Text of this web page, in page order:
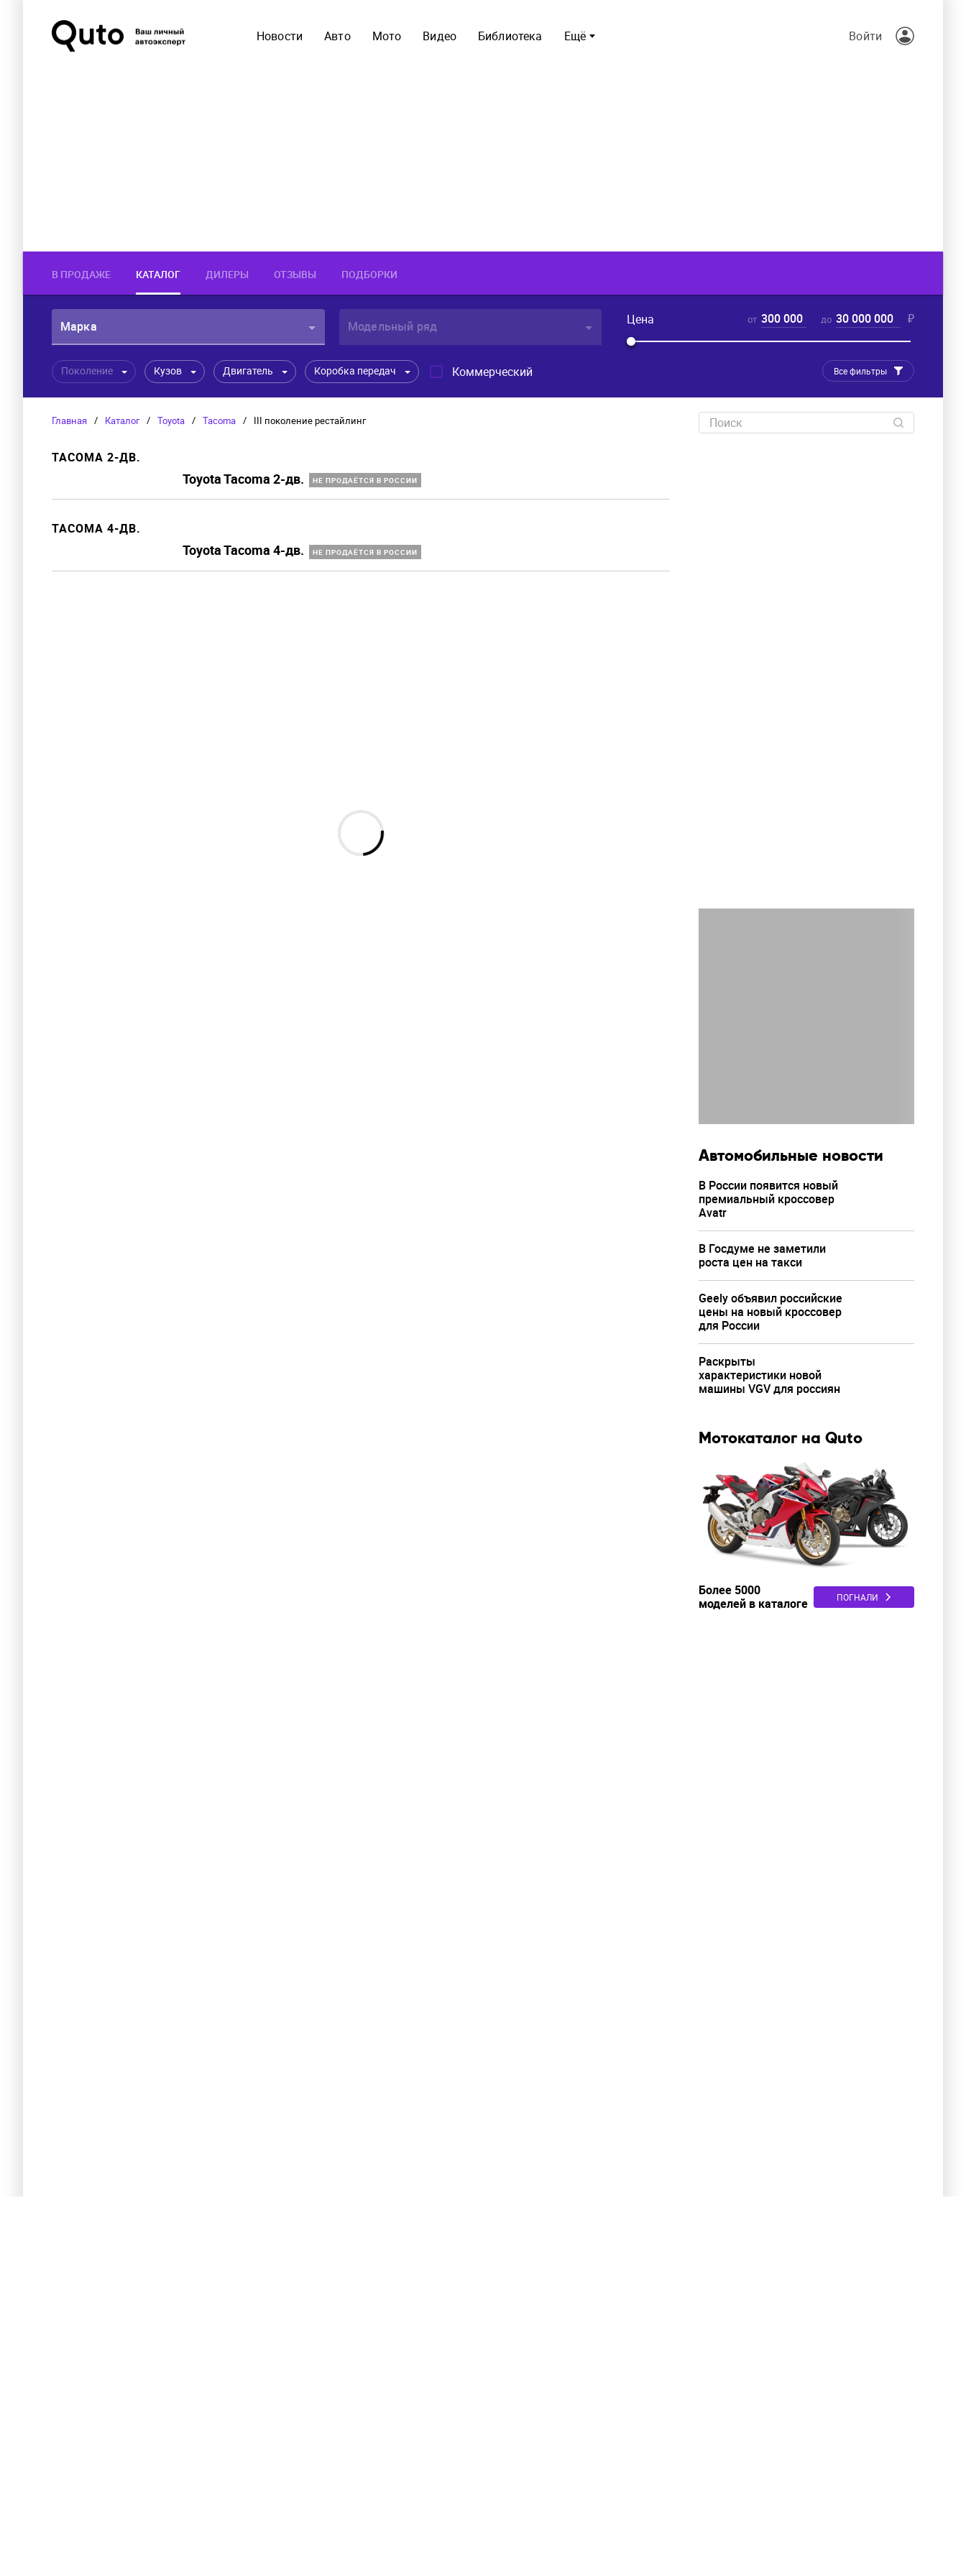
Ещё
Новости Авто Мото Видео Библиотека Войти
В ПРОДАЖЕ КАТАЛОГ ДИЛЕРЫ ОТЗЫВЫ ПОДБОРКИ
Марка Модельный ряд Цена от 300 000 до 30 000 000 ₽
Поколение Кузов Двигатель Коробка передач Коммерческий Все фильтры
Главная / Каталог / Toyota / Tacoma / III поколение рестайлинг
TACOMA 2-ДВ.
Toyota Tacoma 2-дв. НЕ ПРОДАЁТСЯ В РОССИИ
TACOMA 4-ДВ.
Toyota Tacoma 4-дв. НЕ ПРОДАЁТСЯ В РОССИИ
Автомобильные новости
В России появится новый
премиальный кроссовер
Avatr
В Госдуме не заметили
роста цен на такси
Geely объявил российские
цены на новый кроссовер
для России
Раскрыты
характеристики новой
машины VGV для россиян
Мотокаталог на Quto
Более 5000
моделей в каталоге
ПОГНАЛИ